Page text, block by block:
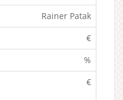
Rainer Patak
€
%
€